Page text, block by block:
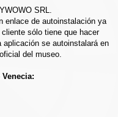
SRL.
enlace de autoinstalación ya
sólo tiene que hacer
se autoinstalará en
del museo.